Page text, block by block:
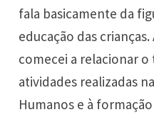
fala basicamente da
educação das
comecei a relacionar
atividades realizadas
Humanos e à